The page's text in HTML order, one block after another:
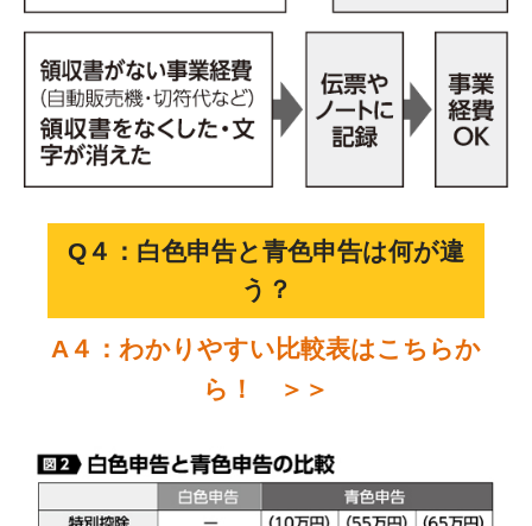
Q４：白色申告と青色申告は何が違
う？
A４：わかりやすい比較表はこちらか
ら！ ＞＞